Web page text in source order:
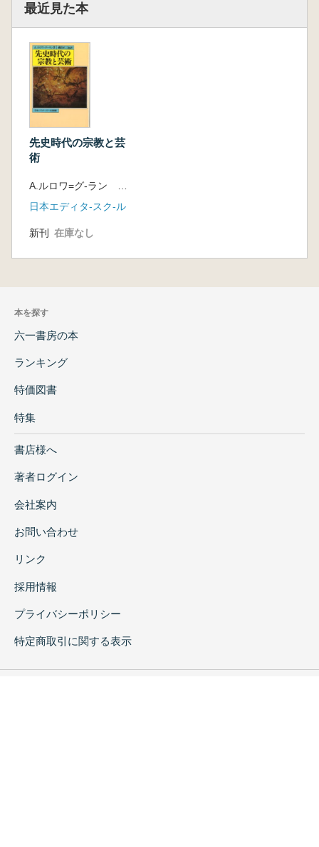
最近見た本
先史時代の宗教と芸
術
日本エディタ-スク-ル
新刊 在庫なし
本を探す
六一書房の本
ランキング
特価図書
特集
書店様へ
著者ログイン
会社案内
お問い合わせ
リンク
採用情報
プライバシーポリシー
特定商取引に関する表示